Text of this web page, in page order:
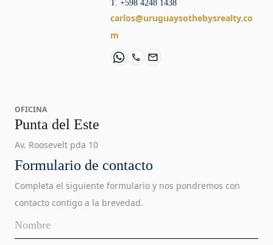
T. +598 4248 1438
carlos@uruguaysothebysrealty.co
m
OFICINA
Punta del Este
Av. Roosevelt pda 10
Formulario de contacto
Completa el siguiente formulario y nos pondremos con
contacto contigo a la brevedad.